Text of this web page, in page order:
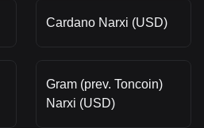
Cardano Narxi (USD)
Gram (prev. Toncoin)
Narxi (USD)